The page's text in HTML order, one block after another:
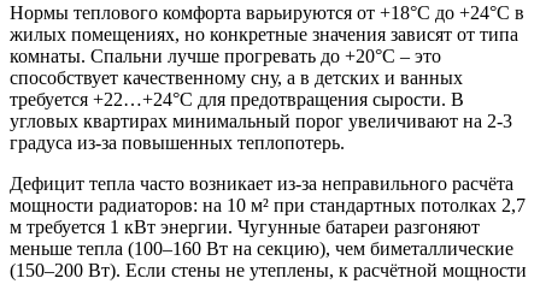
Нормы теплового комфорта варьируются от +18°C до +24°C в
жилых помещениях, но конкретные значения зависят от типа
комнаты. Спальни лучше прогревать до +20°C – это
способствует качественному сну, а в детских и ванных
требуется +22…+24°C для предотвращения сырости. В
угловых квартирах минимальный порог увеличивают на 2-3
градуса из-за повышенных теплопотерь.
Дефицит тепла часто возникает из-за неправильного расчёта
мощности радиаторов: на 10 м² при стандартных потолках 2,7
м требуется 1 кВт энергии. Чугунные батареи разгоняют
меньше тепла (100–160 Вт на секцию), чем биметаллические
(150–200 Вт). Если стены не утеплены, к расчётной мощности